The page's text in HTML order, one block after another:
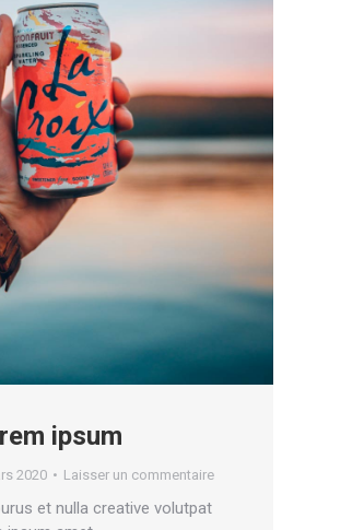
ipsum
2020 Laisser un commentaire
et nulla creative volutpat